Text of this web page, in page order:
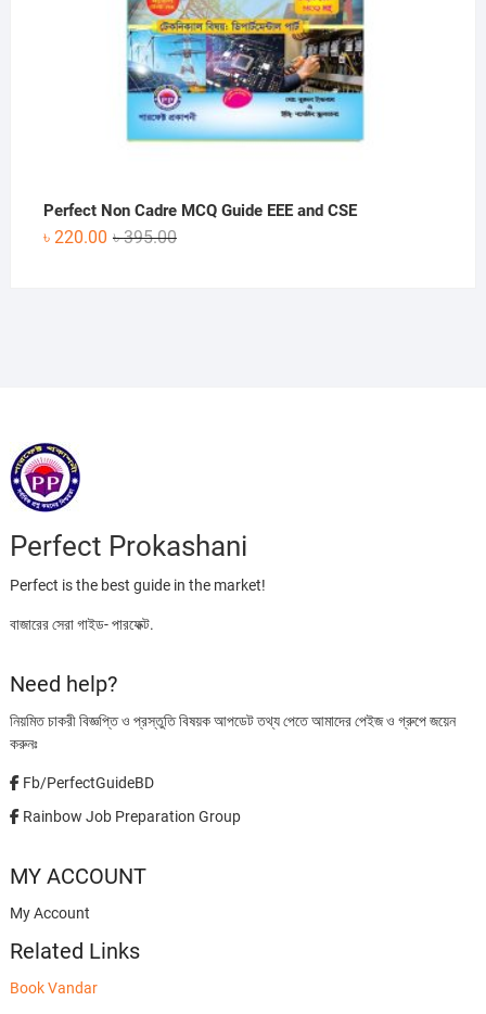
Perfect Non Cadre MCQ Guide EEE and CSE
৳395.00Original
৳ 220.00
Current
Perfect Prokashani
Perfect is the best guide in the market!
বাজারের সেরা গাইড- পারফেক্ট.
Need help?
নিয়মিত চাকরী বিজ্ঞপ্তি ও প্রস্তুতি বিষয়ক আপডেট তথ্য পেতে আমাদের পেইজ ও গ্রুপে জয়েন
করুনঃ
Fb/PerfectGuideBD
Rainbow Job Preparation Group
MY ACCOUNT
My Account
Related Links
Book Vandar